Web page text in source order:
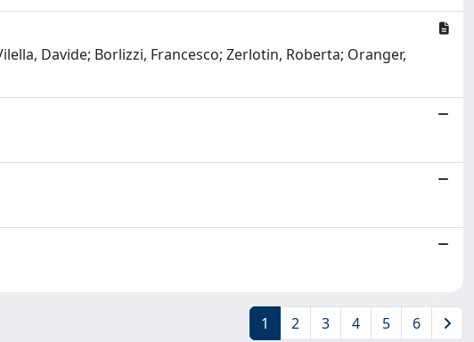
Davide; Borlizzi, Francesco; Zerlotin, Roberta; Oranger,
1 2 3 4 5 6